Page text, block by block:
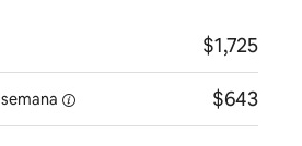
$1,725
semana $643